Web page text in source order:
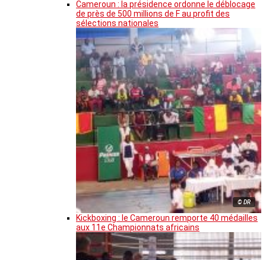
Cameroun : la présidence ordonne le déblocage
de près de 500 millions de F au profit des
sélections nationales
© DR
Kickboxing : le Cameroun remporte 40 médailles
aux 11e Championnats africains